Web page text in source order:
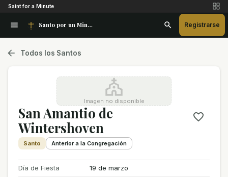
Saint for a Minute
Santo por un Minuto Registrarse
Todos los Santos
Imagen no disponible
San Amantio de
Wintershoven
Santo Anterior a la Congregación
Día de Fiesta
19 de marzo